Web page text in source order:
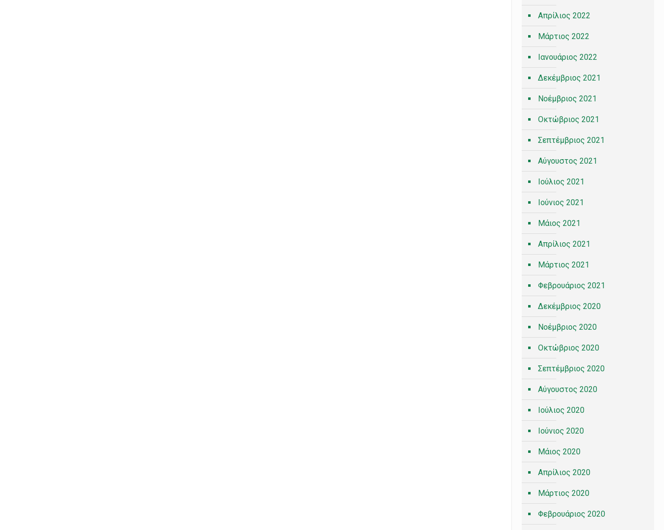
Απρίλιος 2022
Μάρτιος 2022
Ιανουάριος 2022
Δεκέμβριος 2021
Νοέμβριος 2021
Οκτώβριος 2021
Σεπτέμβριος 2021
Αύγουστος 2021
Ιούλιος 2021
Ιούνιος 2021
Μάιος 2021
Απρίλιος 2021
Μάρτιος 2021
Φεβρουάριος 2021
Δεκέμβριος 2020
Νοέμβριος 2020
Οκτώβριος 2020
Σεπτέμβριος 2020
Αύγουστος 2020
Ιούλιος 2020
Ιούνιος 2020
Μάιος 2020
Απρίλιος 2020
Μάρτιος 2020
Φεβρουάριος 2020